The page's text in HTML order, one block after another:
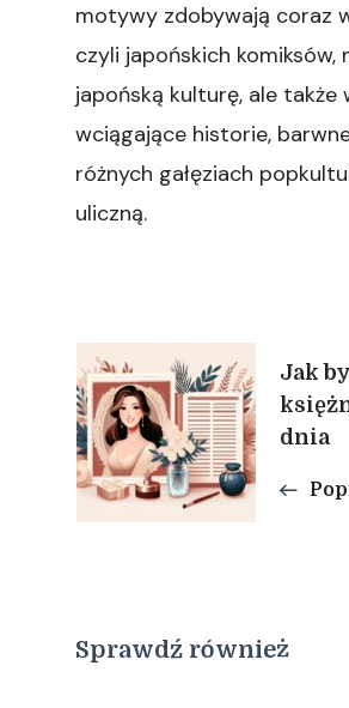
motywy zdobywają coraz
czyli japońskich
japońską kulturę, ale
wciągające historie,
różnych gałęziach
uliczną.
wpisu
Jak
dnia
Sprawdź również